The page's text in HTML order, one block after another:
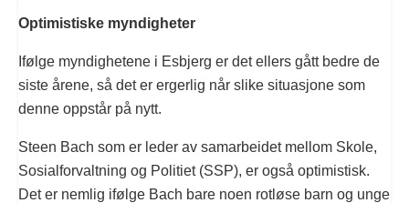
Optimistiske myndigheter
Ifølge myndighetene i Esbjerg er det ellers gått bedre de
siste årene, så det er ergerlig når slike situasjone som
denne oppstår på nytt.
Steen Bach som er leder av samarbeidet mellom Skole,
Sosialforvaltning og Politiet (SSP), er også optimistisk.
Det er nemlig ifølge Bach bare noen rotløse barn og unge